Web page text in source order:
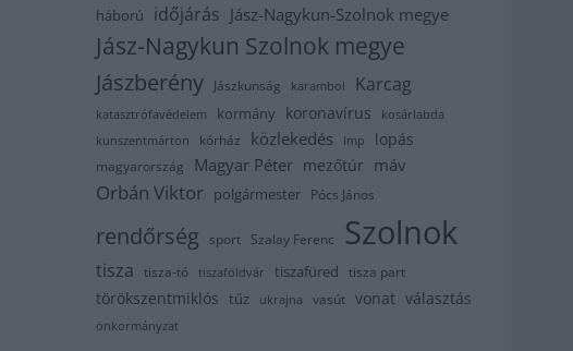
háború időjárás Jász-Nagykun-Szolnok megye
Jász-Nagykun Szolnok megye
Jászberény Jászkunság karambol Karcag
katasztrófavédelem kormány koronavírus
kosárlabda
kunszentmárton
kórház közlekedés lmp lopás
magyarország Magyar Péter mezőtúr máv
Orbán Viktor polgármester Pócs János
rendőrség sport Szalay Ferenc Szolnok
tisza tisza-tó tiszaföldvár tiszafüred tisza part
törökszentmiklós tűz ukrajna vasút vonat választás
önkormányzat